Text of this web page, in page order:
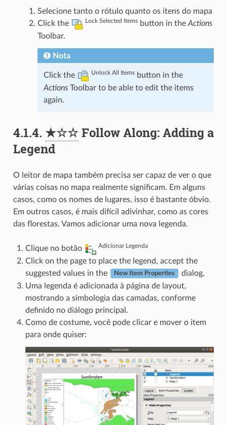
Selecione tanto o rótulo quanto os itens do mapa
Click the
Lock Selected Itemsbutton in the Actions
Toolbar.
Nota
Click the Unlock All Itemsbutton in the
ActionsToolbar to be able to edit the items
again.
4.1.4. ★☆☆Follow Along: Adding a
Legend
O leitor de mapa também precisa ser capaz de ver o que
várias coisas no mapa realmente significam. Em alguns
casos, como os nomes de lugares, isso é bastante óbvio.
Em outros casos, é mais difícil adivinhar, como as cores
das florestas. Vamos adicionar uma nova legenda.
Clique no botão Adicionar Legenda
Click on the page to place the legend, accept the
suggested values in the
New Item Properties
dialog,
Uma legenda é adicionada à página de layout,
mostrando a simbologia das camadas, conforme
definido no diálogo principal.
Como de costume, você pode clicar e mover o item
para onde quiser: